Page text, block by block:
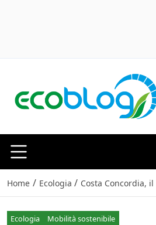
Home / Ecologia / Costa Concordia,
Ecologia Mobilità sostenibile